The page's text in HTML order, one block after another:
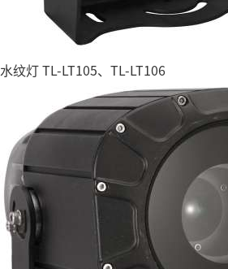
水纹灯 TL-LT105、TL-LT106